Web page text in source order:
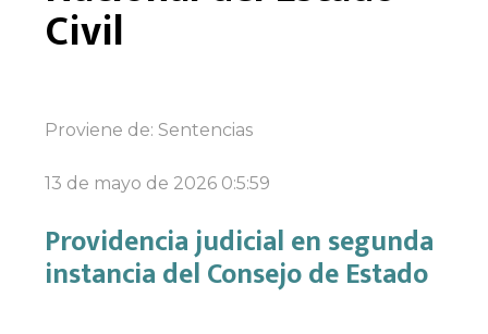
Civil
Proviene de: Sentencias
13 de mayo de 2026 0:5:59
Providencia judicial en segunda
instancia del Consejo de Estado